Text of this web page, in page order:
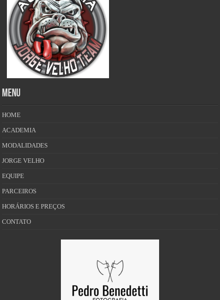
MENU
HOME
ACADEMIA
MODALIDADES
JORGE VELHO
EQUIPE
PARCEIROS
HORÁRIOS E PREÇOS
CONTATO